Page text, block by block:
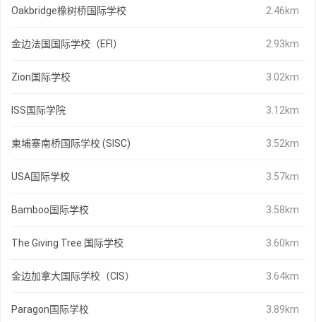
Oakbridge橡树桥国际学校 2.46km
金边法国国际学校（EFI） 2.93km
Zion国际学校 3.02km
ISS国际学院 3.12km
柬埔寨南桥国际学校 (SISC) 3.52km
USA国际学校 3.57km
Bamboo国际学校 3.58km
The Giving Tree 国际学校 3.60km
金边加拿大国际学校（CIS） 3.64km
Paragon国际学校 3.89km